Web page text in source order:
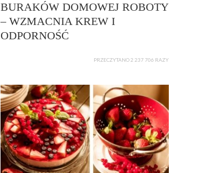
BURAKÓW DOMOWEJ ROBOTY
– WZMACNIA KREW I
ODPORNOŚĆ
PRZECZYTANO 2 237 706 RAZY